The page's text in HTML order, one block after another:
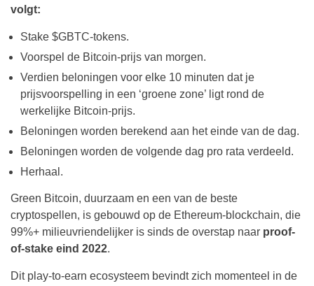
volgt:
Stake $GBTC-tokens.
Voorspel de Bitcoin-prijs van morgen.
Verdien beloningen voor elke 10 minuten dat je
prijsvoorspelling in een ‘groene zone’ ligt rond de
werkelijke Bitcoin-prijs.
Beloningen worden berekend aan het einde van de dag.
Beloningen worden de volgende dag pro rata verdeeld.
Herhaal.
Green Bitcoin, duurzaam en een van de beste
cryptospellen, is gebouwd op de Ethereum-blockchain, die
99%+ milieuvriendelijker is sinds de overstap naar proof-
of-stake eind 2022.
Dit play-to-earn ecosysteem bevindt zich momenteel in de